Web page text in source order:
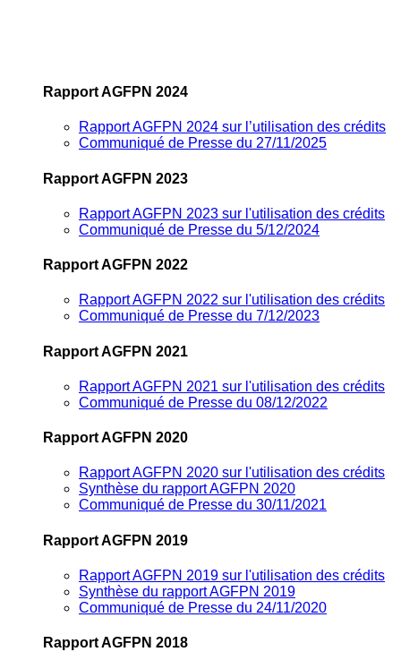
Rapport AGFPN 2024
Rapport AGFPN 2024 sur l’utilisation des crédits
Communiqué de Presse du 27/11/2025
Rapport AGFPN 2023
Rapport AGFPN 2023 sur l'utilisation des crédits
Communiqué de Presse du 5/12/2024
Rapport AGFPN 2022
Rapport AGFPN 2022 sur l'utilisation des crédits
Communiqué de Presse du 7/12/2023
Rapport AGFPN 2021
Rapport AGFPN 2021 sur l'utilisation des crédits
Communiqué de Presse du 08/12/2022
Rapport AGFPN 2020
Rapport AGFPN 2020 sur l'utilisation des crédits
Synthèse du rapport AGFPN 2020
Communiqué de Presse du 30/11/2021
Rapport AGFPN 2019
Rapport AGFPN 2019 sur l'utilisation des crédits
Synthèse du rapport AGFPN 2019
Communiqué de Presse du 24/11/2020
Rapport AGFPN 2018